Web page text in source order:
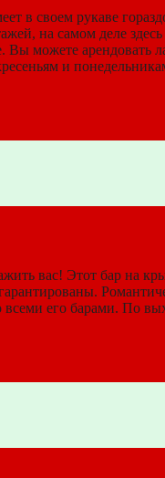
в своем рукаве
на самом деле
Вы можете арендовать
и
вас! Этот бар на
всеми его барами. По